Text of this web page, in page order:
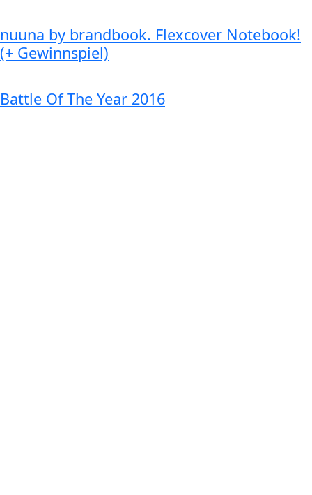
nuuna by brandbook. Flexcover Notebook!
(+ Gewinnspiel)
Battle Of The Year 2016